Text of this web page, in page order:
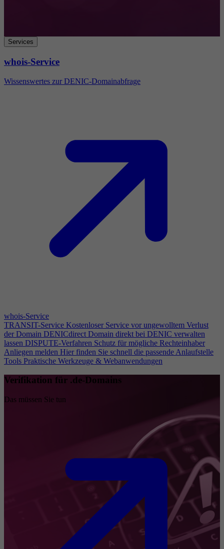
Services
whois-Service
Wissenswertes zur DENIC-Domainabfrage
whois-Service
TRANSIT-Service Kostenloser Service vor ungewolltem Verlust
der Domain DENICdirect Domain direkt bei DENIC verwalten
lassen DISPUTE-Verfahren Schutz für mögliche Rechteinhaber
Anliegen melden Hier finden Sie schnell die passende Anlaufstelle
Tools Praktische Werkzeuge & Webanwendungen
Verifikation für .de-Domains
Das müssen Sie tun